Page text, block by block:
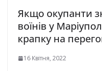
Якщо окупанти
воїнів у
крапку на
16 Квітня, 2022